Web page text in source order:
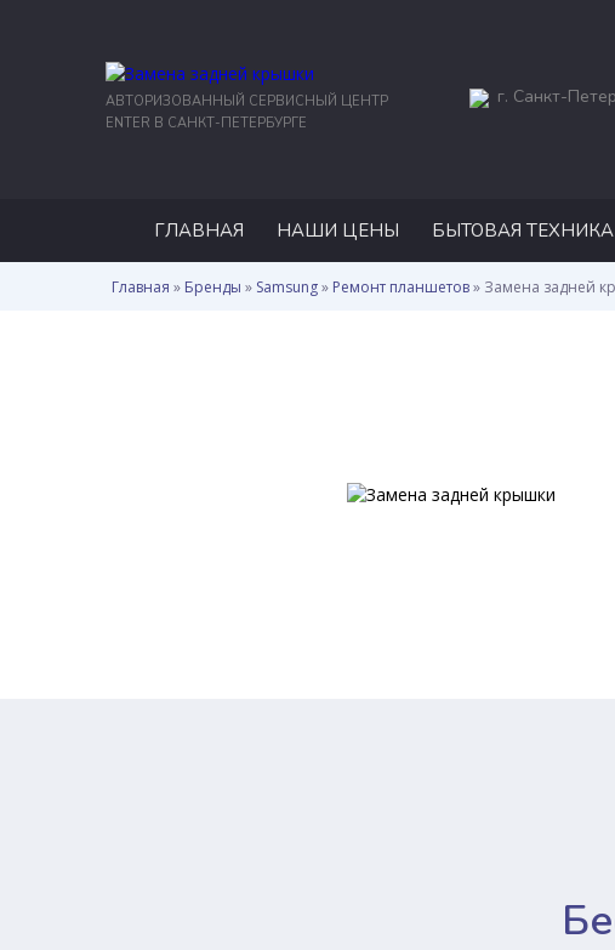
АВТОРИЗОВАННЫЙ СЕРВИСНЫЙ ЦЕНТР
ENTER В САНКТ-ПЕТЕРБУРГЕ
г. Санкт-
ГЛАВНАЯ НАШИ ЦЕНЫ БЫТОВАЯ ТЕХНИКА
Главная » Бренды » Samsung» Ремонт планшетов» Замена задней